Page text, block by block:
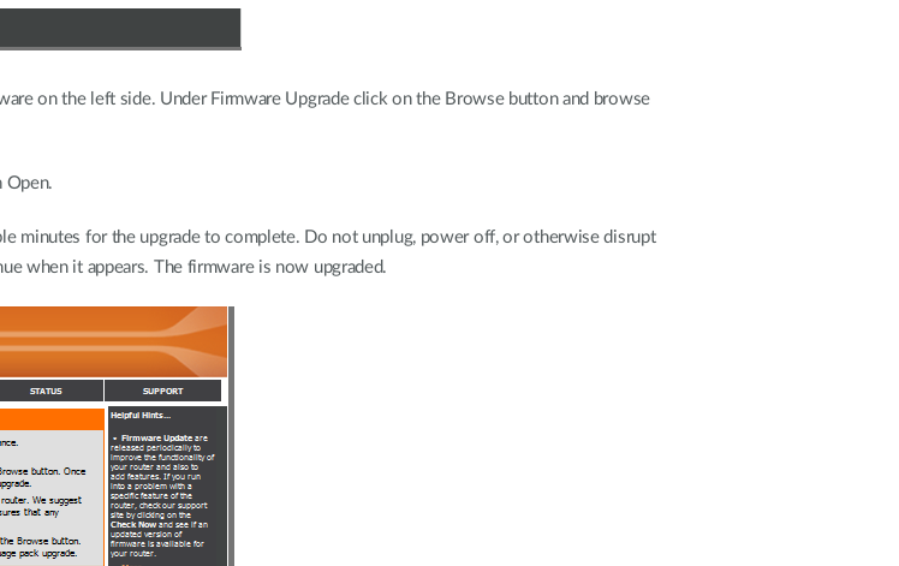
on the left side. Under Firmware Upgrade click on the Browse button and browse
Open.
minutes for the upgrade to complete. Do not unplug, power off, or otherwise disrupt
when it appears. The firmware is now upgraded.